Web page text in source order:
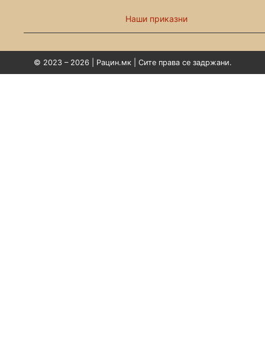
Наши приказни
© 2023 – 2026 | Рацин.мк | Сите права се задржани.